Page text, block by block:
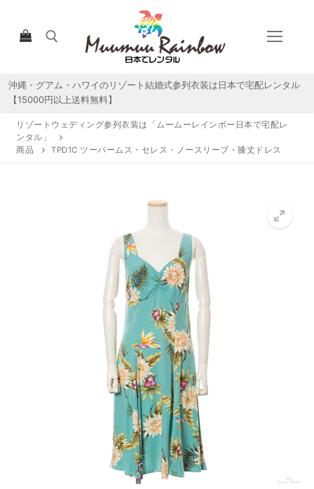
ツ
検索:
沖縄・グアム・ハワイのリゾート結婚式参列衣装は日本で宅配レンタル
【15000円以上送料無料】
HOME
宅配レンタルについて
宅配レンタル商品一覧
来店試着
お客様の声
お問い合わせ
来店レンタル
検
索:
リゾートウェディング参列衣装は「ムームーレインボー日本で宅配レ
ンタル」
商品
TPD1C ツーパームス・セレス・ノースリーブ・膝丈ドレス